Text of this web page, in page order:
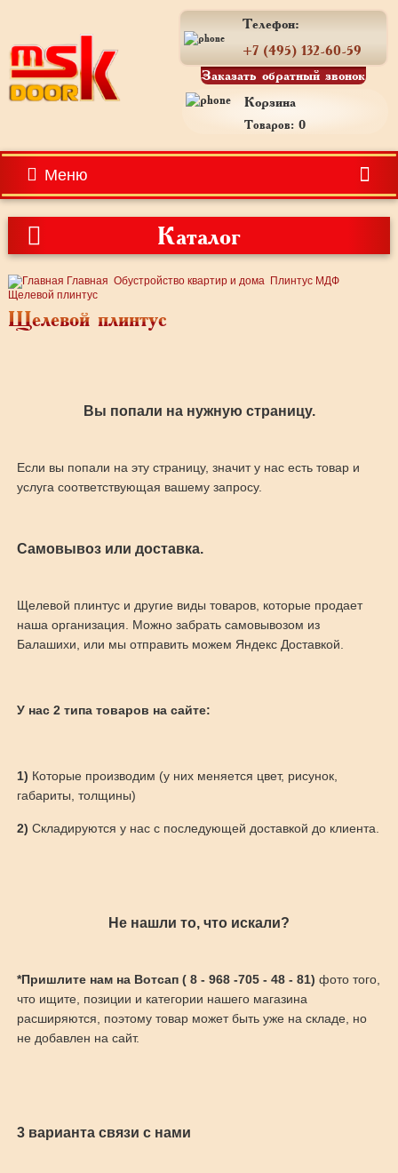
Телефон:
+7 (495) 132-60-59
Заказать обратный звонок
Корзина
Товаров: 0
Меню
Каталог
Главная Обустройство квартир и дома Плинтус МДФ
Щелевой плинтус
Щелевой плинтус
Вы попали на нужную страницу.
Если вы попали на эту страницу, значит у нас есть товар и
услуга соответствующая вашему запросу.
Самовывоз или доставка.
Щелевой плинтус и другие виды товаров, которые продает
наша организация. Можно забрать самовывозом из
Балашихи, или мы отправить можем Яндекс Доставкой.
У нас 2 типа товаров на сайте:
1) Которые производим (у них меняется цвет, рисунок,
габариты, толщины)
2) Складируются у нас с последующей доставкой до клиента.
Не нашли то, что искали?
*Пришлите нам на Вотсап ( 8 - 968 -705 - 48 - 81) фото того,
что ищите, позиции и категории нашего магазина
расширяются, поэтому товар может быть уже на складе, но
не добавлен на сайт.
3 варианта связи с нами